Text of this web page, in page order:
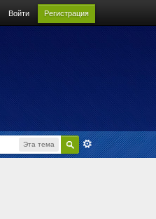
Войти Регистрация
Эта тема